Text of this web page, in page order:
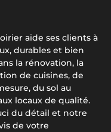
aide ses clients à
durables et bien
la rénovation, la
de cuisines, de
du sol au
locaux de qualité.
du détail et notre
de votre